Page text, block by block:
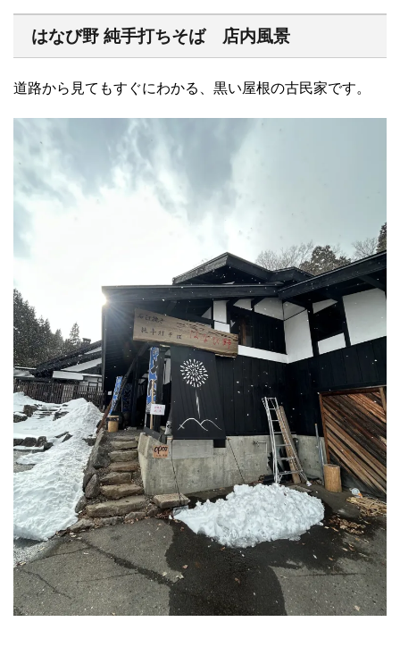
はなび野 純手打ちそば 店内風景
道路から見てもすぐにわかる、黒い屋根の古民家です。